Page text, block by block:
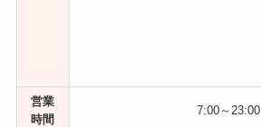
営業
時間
7:00～23:00